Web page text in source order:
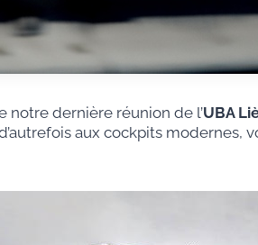
notre dernière réunion de l’UBA
d’autrefois aux cockpits